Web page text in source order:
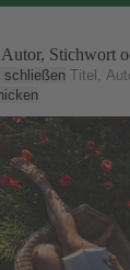
Stichwort
schließen